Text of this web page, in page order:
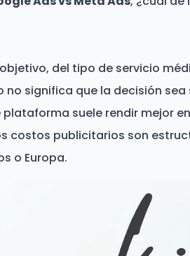
del tipo de servicio
no significa que la decisión
suele rendir mejor
costos publicitarios son
o Europa.